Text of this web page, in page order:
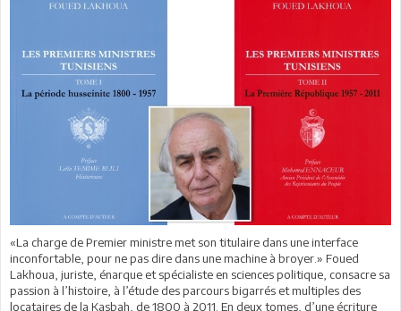
«La charge de Premier ministre met son titulaire dans une interface
inconfortable, pour ne pas dire dans une machine à broyer.» Foued
Lakhoua, juriste, énarque et spécialiste en sciences politique, consacre sa
passion à l’histoire, à l’étude des parcours bigarrés et multiples des
locataires de la Kasbah, de 1800 à 2011. En deux tomes, d’une écriture